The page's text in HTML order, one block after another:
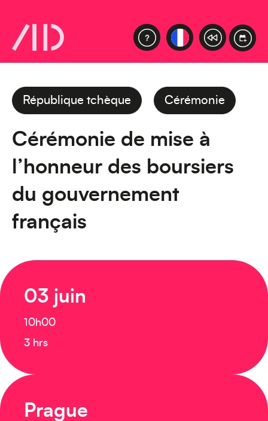
République tchèque Cérémonie
Cérémonie de mise à
l’honneur des boursiers
du gouvernement
français
03 juin
10h00
3 hrs
Prague